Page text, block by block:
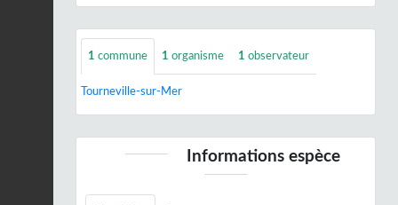
1 commune 1 organisme 1 observateur
Tourneville-sur-Mer
Informations espèce